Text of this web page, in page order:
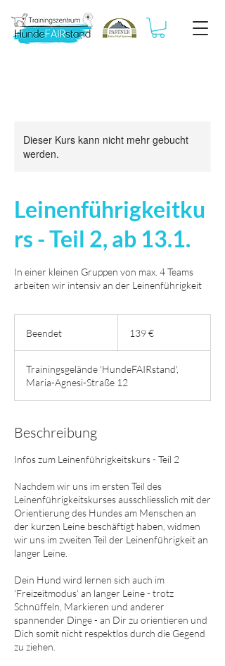
Dieser Kurs kann nicht mehr gebucht
werden.
Leinenführigkeitku
rs - Teil 2, ab 13.1.
In einer kleinen Gruppen von max. 4 Teams
arbeiten wir intensiv an der Leinenführigkeit
Beendet
n
d
e
139 €
Trainingsgelände 'HundeFAIRstand',
Maria-Agnesi-Straße 12
Beschreibung
Infos zum Leinenführigkeitskurs - Teil 2​
Nachdem wir uns im ersten Teil des
Leinenführigkeitskurses ausschliesslich mit der
Orientierung des Hundes am Menschen an
der kurzen Leine beschäftigt haben, widmen
wir uns im zweiten Teil der Leinenführigkeit an
langer Leine.
Dein Hund wird lernen sich auch im
'Freizeitmodus' an langer Leine - trotz
Schnüffeln, Markieren und anderer
spannender Dinge - an Dir zu orientieren und
Dich somit nicht respektlos durch die Gegend
zu ziehen.